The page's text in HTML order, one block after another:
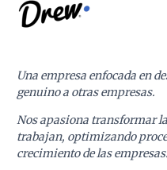
Una empresa enfocada en
genuino a otras empresas.
Nos apasiona transformar
trabajan, optimizando
crecimiento de las empresas.